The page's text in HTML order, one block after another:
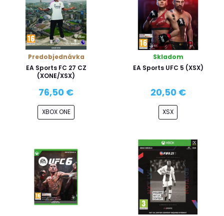
Predobjednávka
EA Sports FC 27 CZ
(XONE/XSX)
76,50 €
XBOX ONE
Skladom
EA Sports UFC 5 (XSX)
20,50 €
XSX